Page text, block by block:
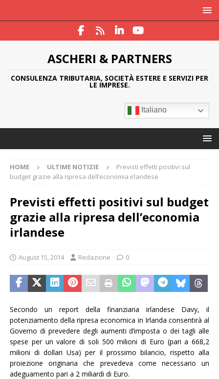
ASCHERI & PARTNERS
CONSULENZA TRIBUTARIA, SOCIETÀ ESTERE E SERVIZI PER
LE IMPRESE.
Italiano
HOME ULTIME NOTIZIE
Previsti effetti positivi sul
budget grazie alla ripresa dell’economia irlandese
Previsti effetti positivi sul budget
grazie alla ripresa dell’economia
irlandese
August 15, 2014 Redazione 0
Secondo un report della finanziaria irlandese Davy, il
potenziamento della ripresa economica in Irlanda consentirà al
Governo di prevedere degli aumenti d’imposta o dei tagli alle
spese per un valore di soli 500 milioni di Euro (pari a 668,2
milioni di dollari Usa) per il prossimo bilancio, rispetto alla
proiezione originaria che prevedeva come necessario un
adeguamento pari a 2 miliardi di Euro.